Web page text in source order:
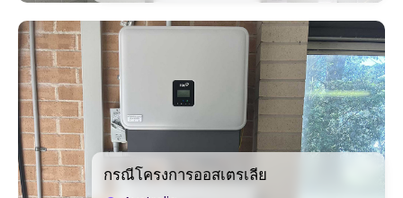
กรณีโครงการออสเตรเลีย